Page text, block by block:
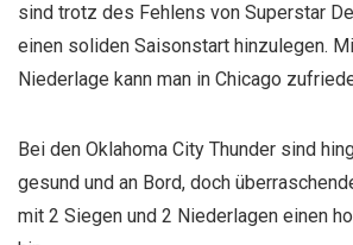
sind trotz des Fehlens von Superstar
einen soliden Saisonstart hinzulegen.
Niederlage kann man in Chicago
Bei den Oklahoma City Thunder sind
gesund und an Bord, doch
mit 2 Siegen und 2 Niederlagen einen